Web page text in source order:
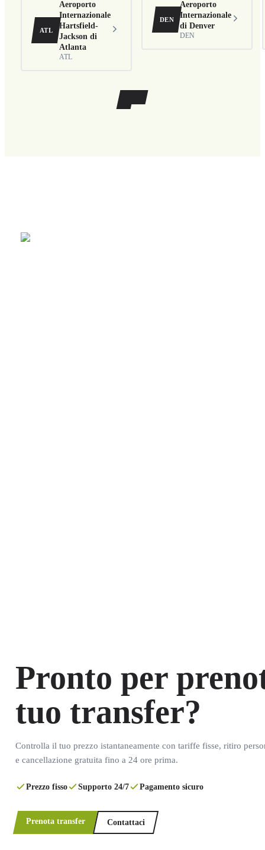
ATL
Aeroporto
Internazionale
Hartsfield-
Jackson di
Atlanta
ATL
DEN
Aeroporto
Internazionale
di Denver
DEN
Pronto per
tuo transfer?
Controlla il tuo prezzo istantaneamente con tariffe fisse, ritiro
e cancellazione gratuita fino a 24 ore prima.
Prezzo fisso Supporto 24/7 Pagamento sicuro
Prenota transfer Contattaci